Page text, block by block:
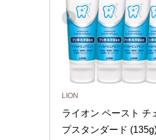
LION
ライオン ペースト チ
プスタンダード